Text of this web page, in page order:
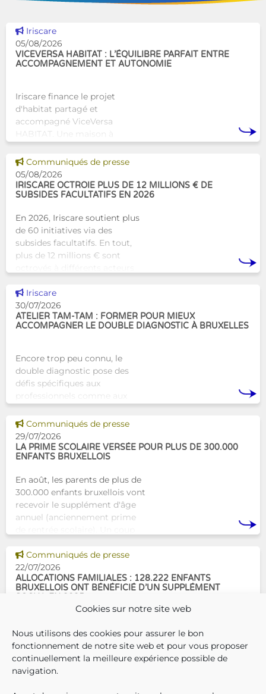
Cookies sur notre site web
Nous utilisons des cookies pour assurer le bon
fonctionnement de notre site web et pour vous proposer
continuellement la meilleure expérience possible de
navigation.
Voir cette news
Iriscare
05/08/2026
VICEVERSA HABITAT : L’ÉQUILIBRE PARFAIT ENTRE
ACCOMPAGNEMENT ET AUTONOMIE
Iriscare finance le projet
d'habitat partagé et
accompagné ViceVersa
HABITAT. Une maison à
alternative innovante et
humaine aux structures
d’hébergement traditionnel
Voir cette news
Communiqués de presse
05/08/2026
IRISCARE OCTROIE PLUS DE 12 MILLIONS € DE
SUBSIDES FACULTATIFS EN 2026
En 2026, Iriscare soutient plus
de 60 initiatives via des
subsides facultatifs. En tout,
plus de 12 millions € sont
travail au serv
Voir cette news
Iriscare
30/07/2026
ATELIER TAM-TAM : FORMER POUR MIEUX
ACCOMPAGNER LE DOUBLE DIAGNOSTIC À BRUXELLES
Encore trop peu connu, le
double diagnostic pose des
défis spécifiques aux
professionnels comme aux
Tam-Tam apporte une réponse
concrète avec une formation
dest
Voir cette news
Communiqués de presse
29/07/2026
LA PRIME SCOLAIRE VERSÉE POUR PLUS DE 300.000
ENFANTS BRUXELLOIS
En août, les parents de plus de
300.000 enfants bruxellois vont
recevoir le supplément d'âge
annuel (anciennement prime
commencer la
Voir cette news
Communiqués de presse
22/07/2026
ALLOCATIONS FAMILIALES : 128.222 ENFANTS
BRUXELLOIS ONT BÉNÉFICIÉ D’UN SUPPLÉMENT
En décembre 2025, 304.966
enfants bruxellois avaient droit
aux allocations familiales.
Parmi eux, 128.222